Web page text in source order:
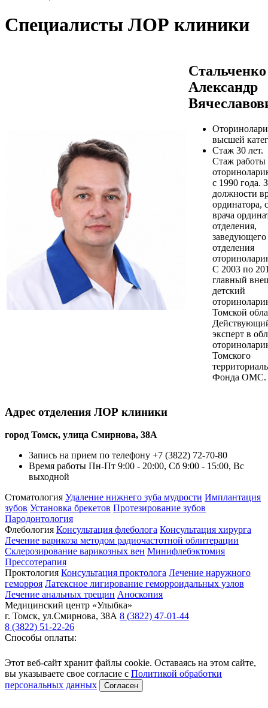
Специалисты ЛОР клиники
Стальченко
Александр
высшей
Стаж 30 лет.
Стаж работы
с 1990 года.
должности
ординатора,
врача
отделения,
заведующего
отделения
С 2003 по
главный
детский
Томской
эксперт в
Томского
Фонда ОМС.
Адрес отделения ЛОР клиники
город Томск, улица Смирнова, 38А
Запись на прием по телефону +7 (3822) 72-70-80
Время работы Пн-Пт 9:00 - 20:00, Сб 9:00 - 15:00, Вс
выходной
Стоматология Удаление нижнего зуба мудрости Имплантация
зубов Установка брекетов Протезирование зубов
Пародонтология
Флебология Консультация флеболога Консультация хирурга
Лечение варикоза методом радиочастотной облитерации
Склерозирование варикозных вен Минифлебэктомия
Прессотерапия
Проктология Консультация проктолога Лечение наружного
геморроя Латексное лигирование геморроидальных узлов
Лечение анальных трещин Аноскопия
Медицинский центр «Улыбка»
г. Томск, ул.Смирнова, 38А 8 (3822) 47-01-44
8 (3822) 51-22-26
Способы оплаты:
Этот веб-сайт хранит файлы cookie. Оставаясь на этом сайте,
вы указываете свое согласие с Политикой обработки
персональных данных
Согласен